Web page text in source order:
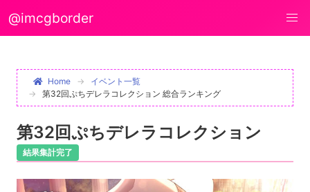
@imcgborder
Home
イベント一覧
第32回ぷちデレラコレクション 総合ランキング
第32回ぷちデレラコレクション
結果集計完了